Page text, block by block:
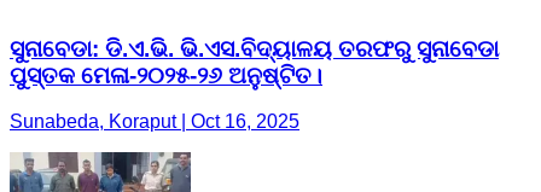
ସୁନାବେଡା: ଡି.ଏ.ଭି. ଭି.ଏସ.ବିଦ୍ୟାଳୟ ତରଫରୁ ସୁନାବେଡା
ପୁସ୍ତକ ମେଳା-୨୦୨୫-୨୬ ଅନୁଷ୍ଟିତ।
Sunabeda, Koraput | Oct 16, 2025